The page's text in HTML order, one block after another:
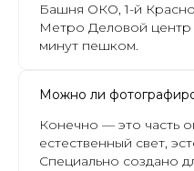
Башня ОКО, 1-й
Метро Деловой
минут пешком.
Можно ли
Конечно — это часть
естественный свет,
Специально создано